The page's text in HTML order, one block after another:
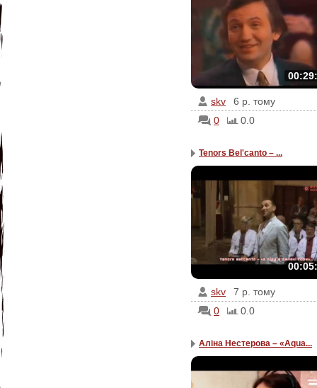
skv
6 р. тому
0
0.0
Tenors Bel'canto – ...
skv
7 р. тому
0
0.0
Аліна Нестерова – «Aqua...